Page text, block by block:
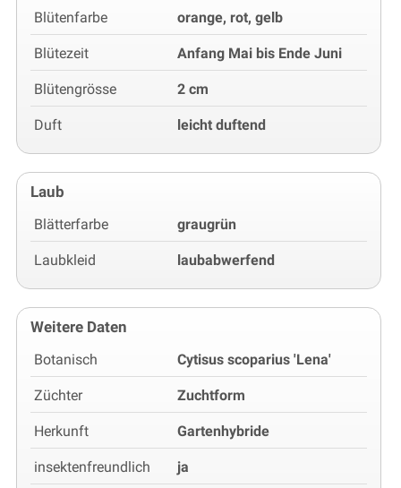
Blütenfarbe orange, rot, gelb
Blütezeit Anfang Mai bis Ende Juni
Blütengrösse 2 cm
Duft leicht duftend
Laub
Blätterfarbe graugrün
Laubkleid laubabwerfend
Weitere Daten
Botanisch Cytisus scoparius 'Lena'
Züchter Zuchtform
Herkunft Gartenhybride
insektenfreundlich ja